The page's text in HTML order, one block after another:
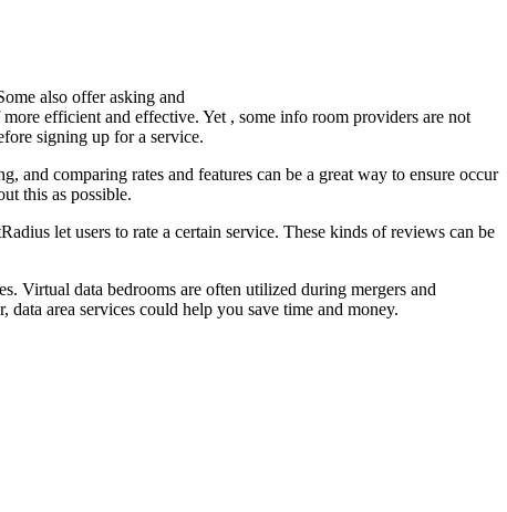
also offer asking and
efficient and effective. Yet , some info room providers are not
signing up for a service.
comparing rates and features can be a great way to ensure occur
this as possible.
let users to rate a certain service. These kinds of reviews can be
Virtual data bedrooms are often utilized during mergers and
area services could help you save time and money.